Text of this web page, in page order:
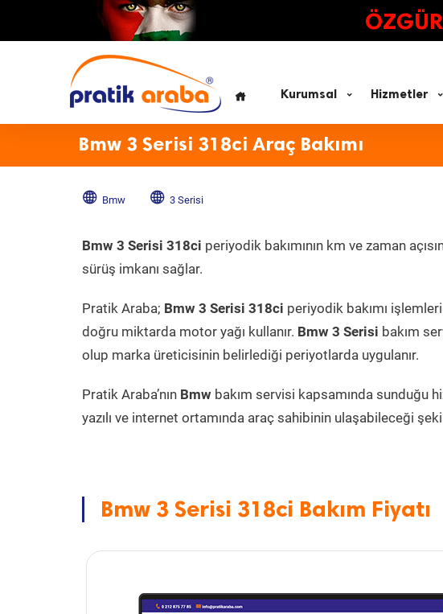
ÖZGÜR
Kurumsal Hizmetler
Bmw 3 Serisi 318ci Araç Bakımı
Bmw 3 Serisi
Bmw 3 Serisi 318ci periyodik bakımının km ve zaman
sürüş imkanı sağlar.
Pratik Araba; Bmw 3 Serisi 318ci periyodik bakımı
doğru miktarda motor yağı kullanır. Bmw 3 Serisi bakım
olup marka üreticisinin belirlediği periyotlarda uygulanır.
Pratik Araba’nın Bmw bakım servisi kapsamında sunduğu
yazılı ve internet ortamında araç sahibinin ulaşabileceği
Bmw 3 Serisi 318ci Bakım Fiyatı